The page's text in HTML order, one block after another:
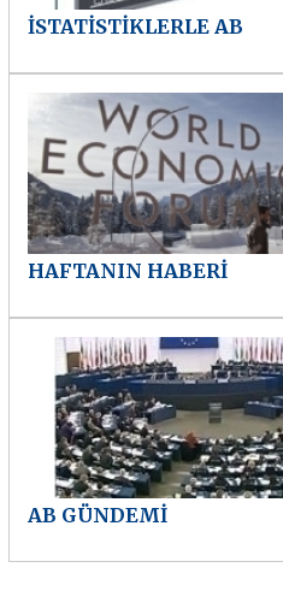
İSTATİSTİKLERLE AB
HAFTANIN HABERİ
AB GÜNDEMİ